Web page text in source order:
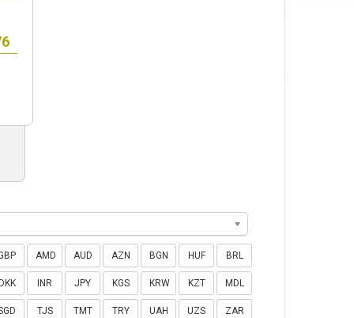
AMD AUD AZN BGN HUF BRL
INR JPY KGS KRW KZT MDL
TJS TMT TRY UAH UZS ZAR